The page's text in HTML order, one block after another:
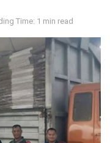
Time: 1 min read